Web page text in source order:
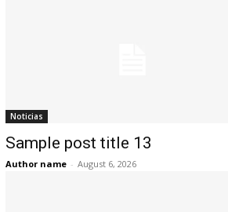
Noticias
Sample post title 13
Author name - August 6, 2026